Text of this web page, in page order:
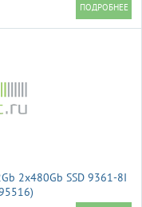
2x480Gb SSD 9361-8I